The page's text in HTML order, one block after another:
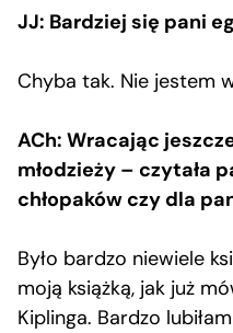
JJ: Bardziej się pani
Chyba tak. Nie jestem
ACh: Wracając
młodzieży – czytała
chłopaków czy dla
Było bardzo niewiele
moją książką, jak już
Kiplinga. Bardzo